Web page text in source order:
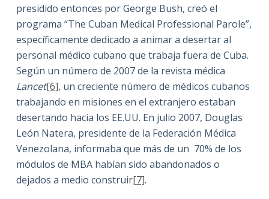
presidido entonces por George Bush, creó el
programa “The Cuban Medical Professional Parole”,
específicamente dedicado a animar a desertar al
personal médico cubano que trabaja fuera de Cuba.
Según un número de 2007 de la revista médica
Lancet[6], un creciente número de médicos cubanos
trabajando en misiones en el extranjero estaban
desertando hacia los EE.UU. En julio 2007, Douglas
León Natera, presidente de la Federación Médica
Venezolana, informaba que más de un 70% de los
módulos de MBA habían sido abandonados o
dejados a medio construir[7].